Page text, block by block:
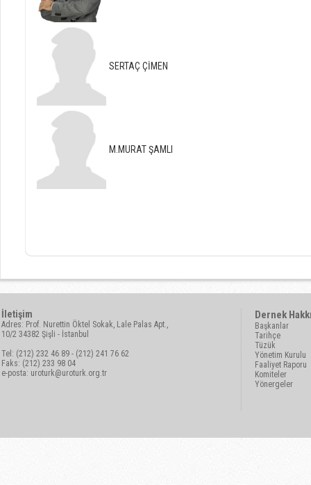
SERTAÇ ÇİMEN
M.MURAT ŞAMLI
İletişim
Adres: Prof. Nurettin Öktel Sokak, Lale Palas Apt.,
10/2 34382 Şişli - İstanbul
Tel: (212) 232 46 89 - (212) 241 76 62
Faks: (212) 233 98 04
e-posta: uroturk@uroturk.org.tr
Dernek
Başkanlar
Tarihçe
Tüzük
Yönetim Kurulu
Faaliyet Raporu
Komiteler
Yönergeler